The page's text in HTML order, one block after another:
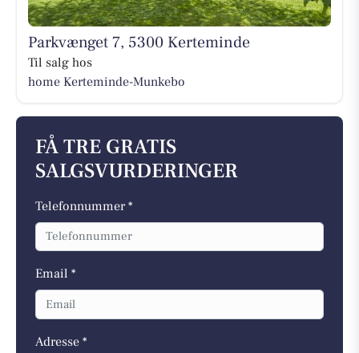
Parkvænget 7, 5300 Kerteminde
Til salg hos
home Kerteminde-Munkebo
FÅ TRE GRATIS
SALGSVURDERINGER
Telefonnummer *
Email *
Adresse *